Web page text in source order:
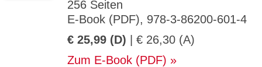
256 Seiten
E-Book (PDF), 978-3-86200-601-4
€ 25,99 (D) | € 26,30 (A)
Zum E-Book (PDF)